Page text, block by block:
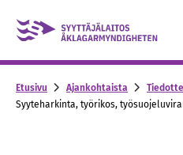
Skip to content -
Etusivu Ajankohtaista
Syyteharkinta, työrikos,